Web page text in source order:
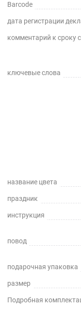
подрезать
,для придания
можно
текстильной
пролитых
стекла Вы
заметки, если
качестве
компьютерном
красивое
детской
где дети
рисовать или
влажной
Клеенка на
стола, она не
прочностью, не
свойства и
долгие годы
Barcode
дата регистрации
комментарий к сроку
ключевые слова
название цвета
праздник
инструкция
повод
подарочная упаковка
размер
Подробная